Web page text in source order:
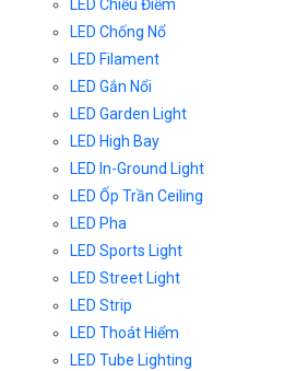
LED Chiếu Điểm
LED Chống Nổ
LED Filament
LED Gắn Nổi
LED Garden Light
LED High Bay
LED In-Ground Light
LED Ốp Trần Ceiling
LED Pha
LED Sports Light
LED Street Light
LED Strip
LED Thoát Hiểm
LED Tube Lighting